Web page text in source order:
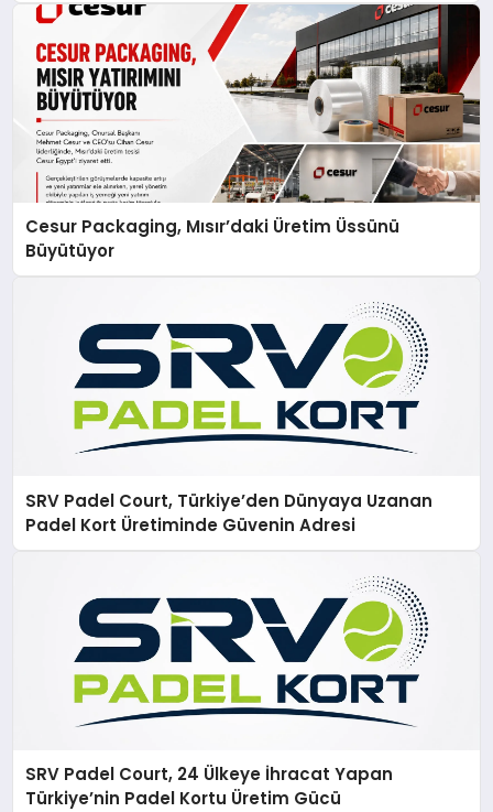
Cesur Packaging, Mısır’daki Üretim Üssünü
Büyütüyor
SRV Padel Court, Türkiye’den Dünyaya Uzanan
Padel Kort Üretiminde Güvenin Adresi
SRV Padel Court, 24 Ülkeye İhracat Yapan
Türkiye’nin Padel Kortu Üretim Gücü